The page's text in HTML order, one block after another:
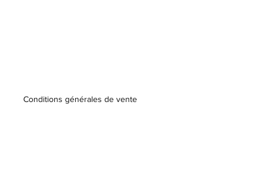
Conditions générales de vente